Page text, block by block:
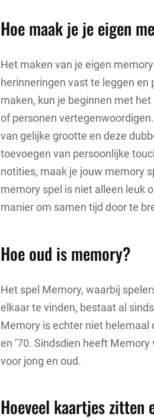
Hoe maak je je eigen
Het maken van je eigen
herinneringen vast te leggen
maken, kun je beginnen met
of personen
van gelijke grootte en deze
toevoegen van persoonlijke
notities, maak je jouw memory
memory spel is niet alleen leuk
manier om samen tijd door te
Hoe oud is memory?
Het spel Memory, waarbij
elkaar te vinden, bestaat al
Memory is echter niet helemaal
en ’70. Sindsdien heeft
voor jong en oud.
Hoeveel kaartjes zitten